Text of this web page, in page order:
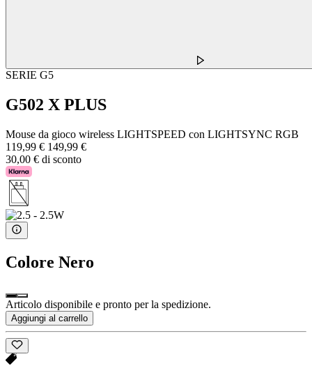
SERIE G5
G502 X PLUS
Mouse da gioco wireless LIGHTSPEED con LIGHTSYNC RGB
119,99 € 149,99 €
30,00 € di sconto
Colore Nero
Articolo disponibile e pronto per la spedizione.
Aggiungi al carrello